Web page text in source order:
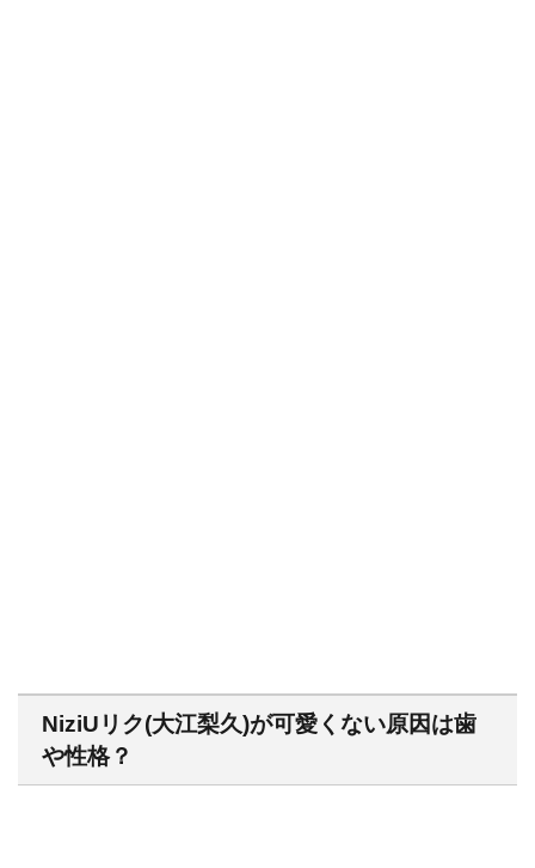
NiziUリク(大江梨久)が可愛くない原因は歯
や性格？